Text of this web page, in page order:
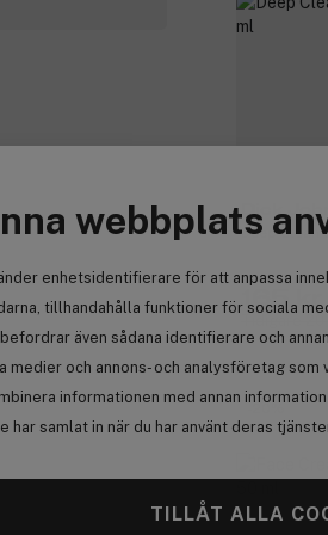
webbplats
enhetsidentifierare för att anpassa
tillhandahålla funktioner för sociala
även sådana identifierare och
medier och annons- och analysföretag som
informationen med annan
har samlat in när du har använt deras
TILLÅT ALLA
Dick
Deep Clean
165 kr
-20%